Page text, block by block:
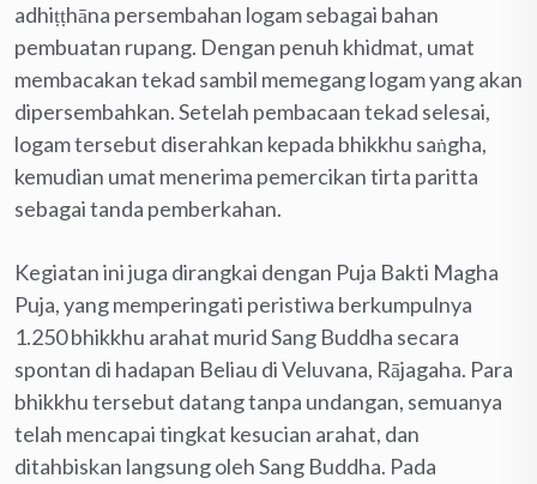
adhiṭṭhāna persembahan logam sebagai bahan
pembuatan rupang. Dengan penuh khidmat, umat
membacakan tekad sambil memegang logam yang akan
dipersembahkan. Setelah pembacaan tekad selesai,
logam tersebut diserahkan kepada bhikkhu saṅgha,
kemudian umat menerima pemercikan tirta paritta
sebagai tanda pemberkahan.
Kegiatan ini juga dirangkai dengan Puja Bakti Magha
Puja, yang memperingati peristiwa berkumpulnya
1.250 bhikkhu arahat murid Sang Buddha secara
spontan di hadapan Beliau di Veluvana, Rājagaha. Para
bhikkhu tersebut datang tanpa undangan, semuanya
telah mencapai tingkat kesucian arahat, dan
ditahbiskan langsung oleh Sang Buddha. Pada